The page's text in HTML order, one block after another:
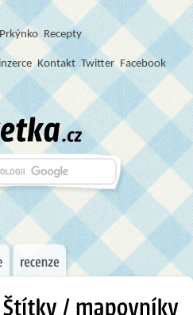
Prkýnko Recepty
Kontakt Twitter Facebook